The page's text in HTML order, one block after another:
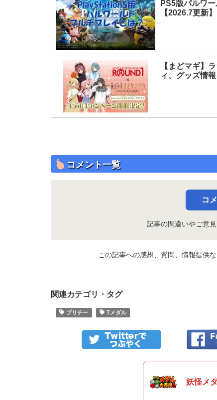
PS5版パルワ
【2026.7更新
【まどマギ】
ィ、グッズ情
コメント一覧
コ
記事の間違いやご意
この記事への感想、質問、情報提供
関連カテゴリ・タグ
プリチー Tメダル
妖怪メ